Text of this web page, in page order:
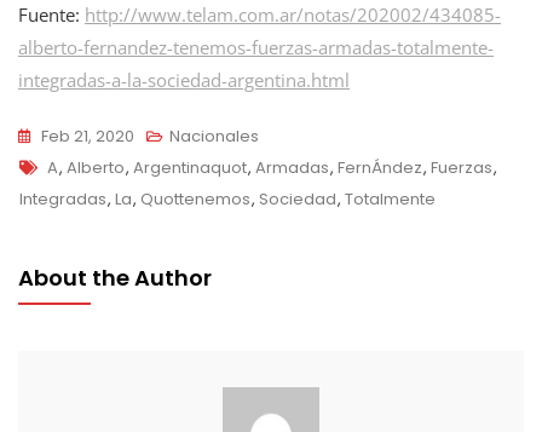
Fuente: http://www.telam.com.ar/notas/202002/434085-
alberto-fernandez-tenemos-fuerzas-armadas-totalmente-
integradas-a-la-sociedad-argentina.html
Feb 21, 2020
Nacionales
Tags
A, Alberto, Argentinaquot, Armadas, FernÁndez, Fuerzas,
Integradas, La, Quottenemos, Sociedad, Totalmente
About the Author